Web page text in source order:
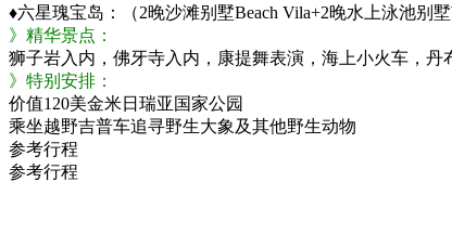
♦六星瑰宝岛：（2晚沙滩别墅Beach Vila+2晚水上泳池别
》精华景点：
狮子岩入内，佛牙寺入内，康提舞表演，海上小火车，丹
》特别安排：
价值120美金米日瑞亚国家公园
乘坐越野吉普车追寻野生大象及其他野生动物
参考行程
参考行程